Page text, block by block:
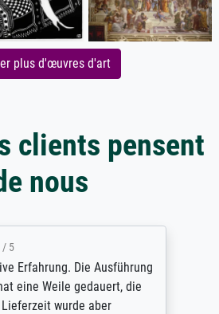
plus d'œuvres d'art
clients pensent
nous
/ 5
Erfahrung. Die Ausführung
eine Weile gedauert, die
wurde aber